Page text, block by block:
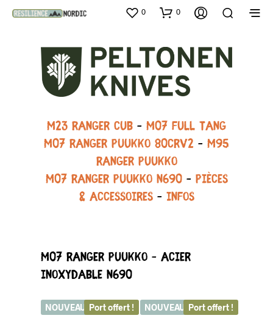
0 0
M23 Ranger Cub – M07 FULL TANG
M07 Ranger Puukko 80CRV2 – M95
Ranger Puukko
M07 Ranger Puukko N690– Pièces
& Accessoires– Infos
M07 Ranger Puukko – Acier
inoxydable N690
NOUVEAU Port offert ! NOUVEAU Port offert !